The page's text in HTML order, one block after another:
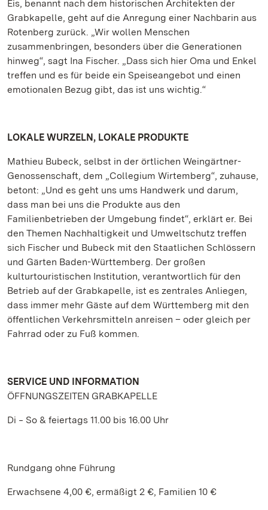
Eis, benannt nach dem historischen Architekten der
Grabkapelle, geht auf die Anregung einer Nachbarin aus
Rotenberg zurück. „Wir wollen Menschen
zusammenbringen, besonders über die Generationen
hinweg“, sagt Ina Fischer. „Dass sich hier Oma und Enkel
treffen und es für beide ein Speiseangebot und einen
emotionalen Bezug gibt, das ist uns wichtig.“
LOKALE WURZELN, LOKALE PRODUKTE
Mathieu Bubeck, selbst in der örtlichen Weingärtner-
Genossenschaft, dem „Collegium Wirtemberg“, zuhause,
betont: „Und es geht uns ums Handwerk und darum,
dass man bei uns die Produkte aus den
Familienbetrieben der Umgebung findet“, erklärt er. Bei
den Themen Nachhaltigkeit und Umweltschutz treffen
sich Fischer und Bubeck mit den Staatlichen Schlössern
und Gärten Baden-Württemberg. Der großen
kulturtouristischen Institution, verantwortlich für den
Betrieb auf der Grabkapelle, ist es zentrales Anliegen,
dass immer mehr Gäste auf dem Württemberg mit den
öffentlichen Verkehrsmitteln anreisen – oder gleich per
Fahrrad oder zu Fuß kommen.
SERVICE UND INFORMATION
ÖFFNUNGSZEITEN GRABKAPELLE
Di ‒ So & feiertags 11.00 bis 16.00 Uhr
Rundgang ohne Führung
Erwachsene 4,00 €, ermäßigt 2 €, Familien 10 €